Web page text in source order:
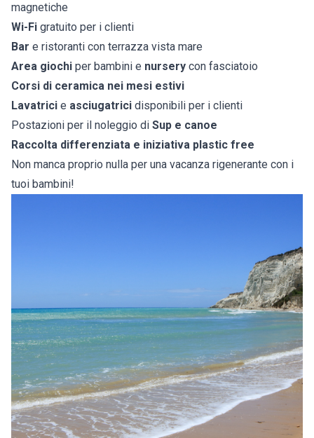
magnetiche
Wi-Fi gratuito per i clienti
Bar e ristoranti con terrazza vista mare
Area giochi per bambini e nursery con fasciatoio
Corsi di ceramica nei mesi estivi
Lavatrici e asciugatrici disponibili per i clienti
Postazioni per il noleggio di Sup e canoe
Raccolta differenziata e iniziativa plastic free
Non manca proprio nulla per una vacanza rigenerante con i
tuoi bambini!